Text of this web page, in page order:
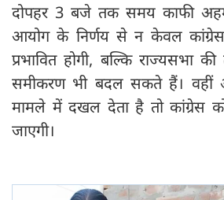
दोपहर 3 बजे तक समय काफी
आयोग के निर्णय से न केवल कांग्रेस
प्रभावित होगी, बल्कि राज्यसभा
समीकरण भी बदल सकते हैं। वहीं
मामले में दखल देता है तो कांग्रेस
जाएगी।